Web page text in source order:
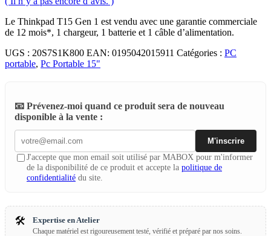
Le Thinkpad T15 Gen 1 est vendu avec une garantie commerciale
de 12 mois*, 1 chargeur, 1 batterie et 1 câble d’alimentation.
UGS : 20S7S1K800 EAN: 0195042015911 Catégories : PC
portable, Pc Portable 15"
📧 Prévenez-moi quand ce produit sera de nouveau
disponible à la vente :
M'inscrire
J'accepte que mon email soit utilisé par MABOX pour m'informer
de la disponibilité de ce produit et accepte la politique de
confidentialité du site.
🛠️ Expertise en Atelier
Chaque matériel est rigoureusement testé, vérifié et préparé par nos soins.